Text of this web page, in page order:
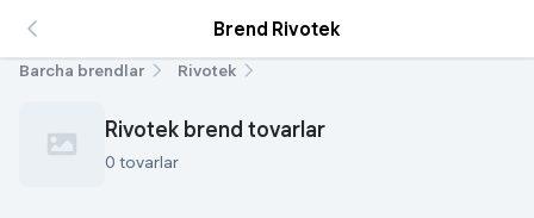
Brend Rivotek
Barcha brendlar Rivotek
Rivotek brend tovarlar
0 tovarlar